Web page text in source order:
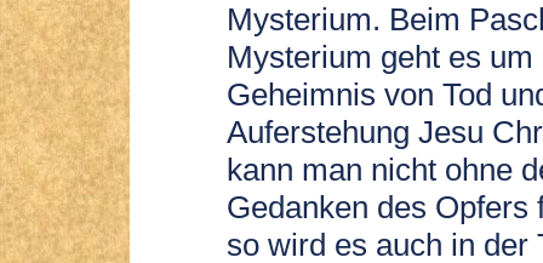
Mysterium. Beim
Mysterium geht es um
Geheimnis von Tod
Auferstehung Jesu
kann man nicht ohne
Gedanken des Opfers
so wird es auch in der